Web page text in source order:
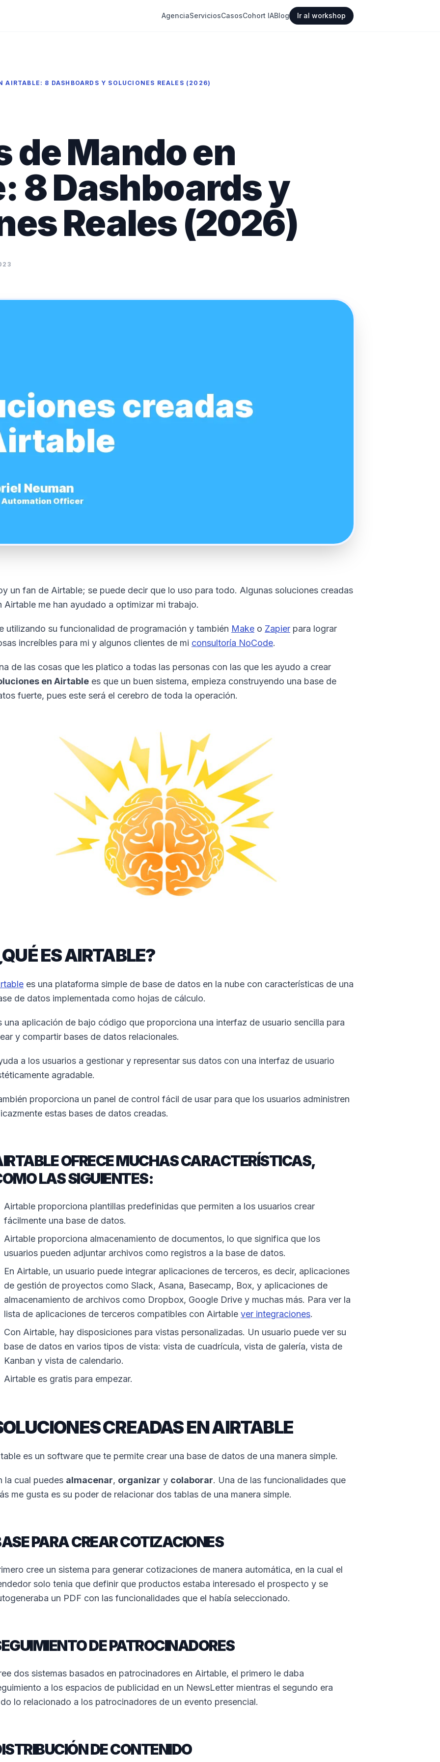
AgenciaServiciosCasosCohort IABlog Ir al workshop
AIRTABLE: 8 DASHBOARDS Y SOLUCIONES REALES (2026)
de Mando en
8 Dashboards y
Reales (2026)
un fan de Airtable; se puede decir que lo uso para todo. Algunas soluciones creadas
Airtable me han ayudado a optimizar mi trabajo.
utilizando su funcionalidad de programación y también Make o Zapier para lograr
increíbles para mi y algunos clientes de mi consultoría NoCode.
de las cosas que les platico a todas las personas con las que les ayudo a crear
en Airtable es que un buen sistema, empieza construyendo una base de
fuerte, pues este será el cerebro de toda la operación.
ES AIRTABLE?
es una plataforma simple de base de datos en la nube con características de una
de datos implementada como hojas de cálculo.
una aplicación de bajo código que proporciona una interfaz de usuario sencilla para
y compartir bases de datos relacionales.
a los usuarios a gestionar y representar sus datos con una interfaz de usuario
agradable.
proporciona un panel de control fácil de usar para que los usuarios administren
estas bases de datos creadas.
OFRECE MUCHAS CARACTERÍSTICAS,
LAS SIGUIENTES:
Airtable proporciona plantillas predefinidas que permiten a los usuarios crear
fácilmente una base de datos.
Airtable proporciona almacenamiento de documentos, lo que significa que los
usuarios pueden adjuntar archivos como registros a la base de datos.
En Airtable, un usuario puede integrar aplicaciones de terceros, es decir, aplicaciones
de gestión de proyectos como Slack, Asana, Basecamp, Box, y aplicaciones de
almacenamiento de archivos como Dropbox, Google Drive y muchas más. Para ver la
lista de aplicaciones de terceros compatibles con Airtable ver integraciones.
Con Airtable, hay disposiciones para vistas personalizadas. Un usuario puede ver su
base de datos en varios tipos de vista: vista de cuadrícula, vista de galería, vista de
Kanban y vista de calendario.
Airtable es gratis para empezar.
CREADAS EN AIRTABLE
es un software que te permite crear una base de datos de una manera simple.
la cual puedes almacenar, organizar y colaborar. Una de las funcionalidades que
me gusta es su poder de relacionar dos tablas de una manera simple.
PARA CREAR COTIZACIONES
cree un sistema para generar cotizaciones de manera automática, en la cual el
solo tenia que definir que productos estaba interesado el prospecto y se
un PDF con las funcionalidades que el había seleccionado.
DE PATROCINADORES
dos sistemas basados en patrocinadores en Airtable, el primero le daba
a los espacios de publicidad en un NewsLetter mientras el segundo era
lo relacionado a los patrocinadores de un evento presencial.
DE CONTENIDO